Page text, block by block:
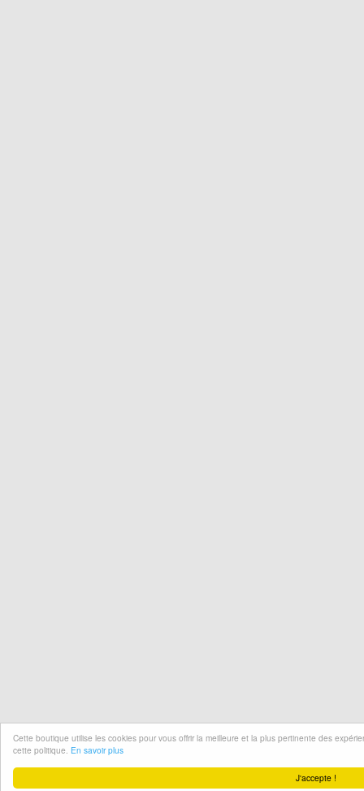
J'accepte !
Cette boutique utilise les cookies pour vous offrir la meilleure et la plus pertinente des
cette politique. En savoir plus